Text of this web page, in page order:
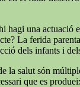
hagi una
La ferida
dels infants i
la salut són
que es